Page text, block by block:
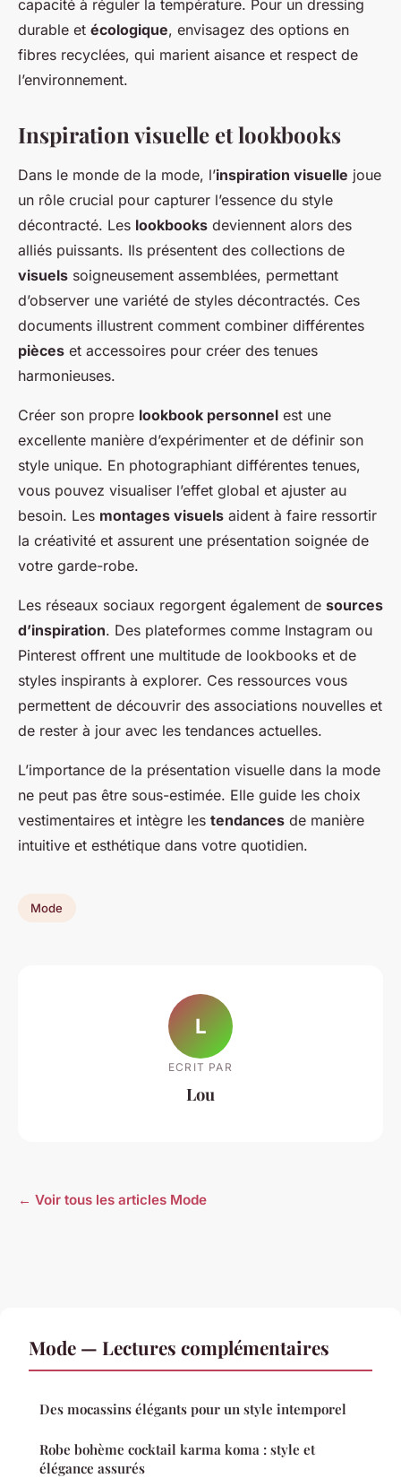
capacité à réguler la température. Pour un dressing
durable et écologique, envisagez des options en
fibres recyclées, qui marient aisance et respect de
l’environnement.
Inspiration visuelle et lookbooks
Dans le monde de la mode, l’inspiration visuelle joue
un rôle crucial pour capturer l’essence du style
décontracté. Les lookbooks deviennent alors des
alliés puissants. Ils présentent des collections de
visuels soigneusement assemblées, permettant
d’observer une variété de styles décontractés. Ces
documents illustrent comment combiner différentes
pièces et accessoires pour créer des tenues
harmonieuses.
Créer son propre lookbook personnel est une
excellente manière d’expérimenter et de définir son
style unique. En photographiant différentes tenues,
vous pouvez visualiser l’effet global et ajuster au
besoin. Les montages visuels aident à faire ressortir
la créativité et assurent une présentation soignée de
votre garde-robe.
Les réseaux sociaux regorgent également de sources
d’inspiration. Des plateformes comme Instagram ou
Pinterest offrent une multitude de lookbooks et de
styles inspirants à explorer. Ces ressources vous
permettent de découvrir des associations nouvelles et
de rester à jour avec les tendances actuelles.
L’importance de la présentation visuelle dans la mode
ne peut pas être sous-estimée. Elle guide les choix
vestimentaires et intègre les tendances de manière
intuitive et esthétique dans votre quotidien.
Mode
L
ECRIT PAR
Lou
← Voir tous les articles Mode
Mode — Lectures complémentaires
Des mocassins élégants pour un style intemporel
Robe bohème cocktail karma koma : style et
élégance assurés